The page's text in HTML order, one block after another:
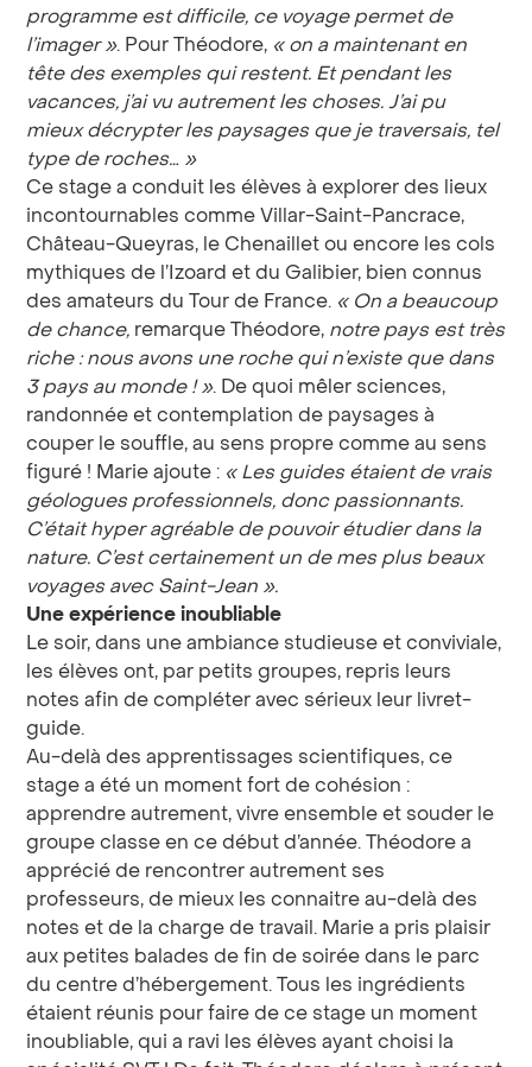
programme est difficile, ce voyage permet de
l’imager ». Pour Théodore, « on a maintenant en
tête des exemples qui restent. Et pendant les
vacances, j’ai vu autrement les choses. J’ai pu
mieux décrypter les paysages que je traversais, tel
type de roches… »
Ce stage a conduit les élèves à explorer des lieux
incontournables comme Villar-Saint-Pancrace,
Château-Queyras, le Chenaillet ou encore les cols
mythiques de l’Izoard et du Galibier, bien connus
des amateurs du Tour de France. « On a beaucoup
de chance, remarque Théodore, notre pays est très
riche : nous avons une roche qui n’existe que dans
3 pays au monde ! ». De quoi mêler sciences,
randonnée et contemplation de paysages à
couper le souffle, au sens propre comme au sens
figuré ! Marie ajoute : « Les guides étaient de vrais
géologues professionnels, donc passionnants.
C’était hyper agréable de pouvoir étudier dans la
nature. C’est certainement un de mes plus beaux
voyages avec Saint-Jean ».
Une expérience inoubliable
Le soir, dans une ambiance studieuse et conviviale,
les élèves ont, par petits groupes, repris leurs
notes afin de compléter avec sérieux leur livret-
guide.
Au-delà des apprentissages scientifiques, ce
stage a été un moment fort de cohésion :
apprendre autrement, vivre ensemble et souder le
groupe classe en ce début d’année. Théodore a
apprécié de rencontrer autrement ses
professeurs, de mieux les connaitre au-delà des
notes et de la charge de travail. Marie a pris plaisir
aux petites balades de fin de soirée dans le parc
du centre d’hébergement. Tous les ingrédients
étaient réunis pour faire de ce stage un moment
inoubliable, qui a ravi les élèves ayant choisi la